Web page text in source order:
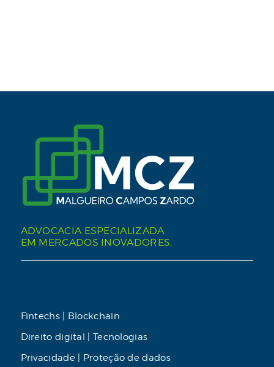
ADVOCACIA ESPECIALIZADA
EM MERCADOS INOVADORES.
Fintechs | Blockchain
Direito digital | Tecnologias
Privacidade | Proteção de dados